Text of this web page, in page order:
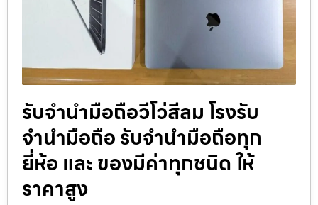
รับจำนำมือถือวีโว่สีลม โรงรับ
จำนำมือถือ รับจำนำมือถือทุก
ยี่ห้อ และ ของมีค่าทุกชนิด ให้
ราคาสูง